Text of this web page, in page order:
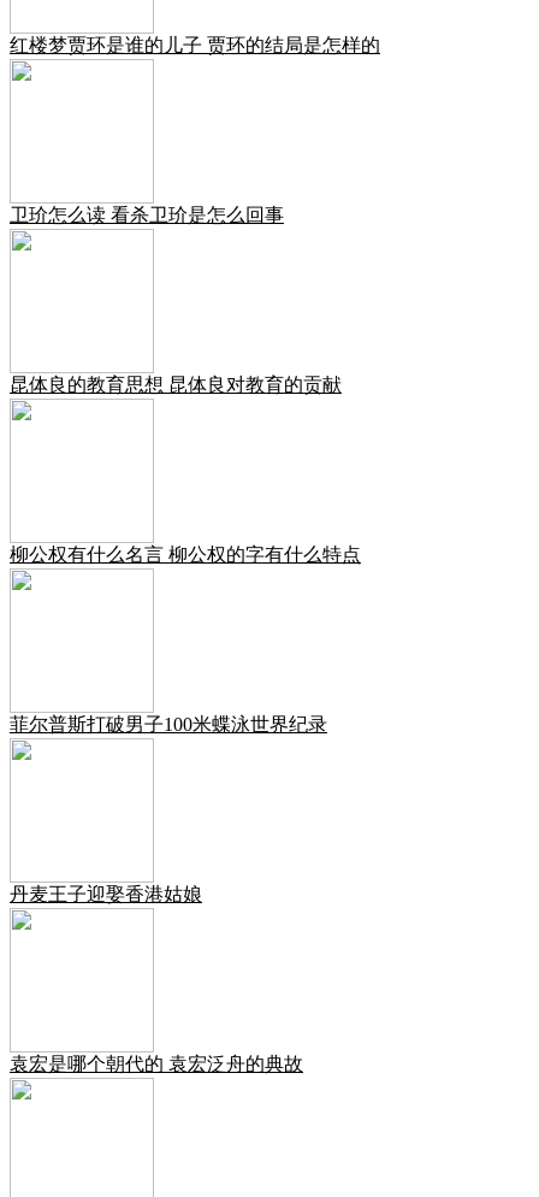
红楼梦贾环是谁的儿子 贾环的结局是怎样的
卫玠怎么读 看杀卫玠是怎么回事
昆体良的教育思想 昆体良对教育的贡献
柳公权有什么名言 柳公权的字有什么特点
菲尔普斯打破男子100米蝶泳世界纪录
丹麦王子迎娶香港姑娘
袁宏是哪个朝代的 袁宏泛舟的典故